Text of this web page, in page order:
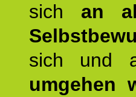
sich an
sich und
umgehen